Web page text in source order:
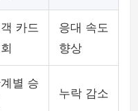
카드
응대 속도
향상
별 승
누락 감소